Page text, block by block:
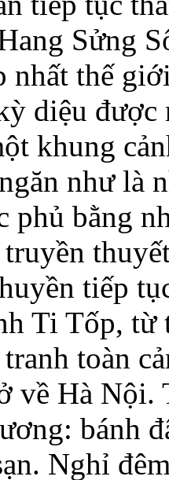
Sửng
nhất thế
diệu được
khung
như là
phủ bằng
tiếp
Ti Tốp, từ
toàn
về Hà Nội.
bánh
Nghỉ